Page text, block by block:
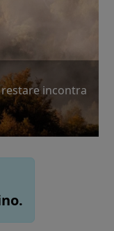
restare incontra